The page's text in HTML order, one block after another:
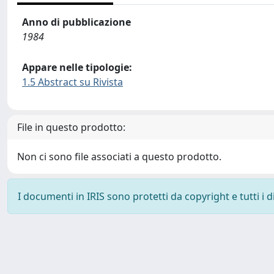
Anno di pubblicazione
1984
Appare nelle tipologie:
1.5 Abstract su Rivista
File in questo prodotto:
Non ci sono file associati a questo prodotto.
I documenti in IRIS sono protetti da copyright e tutti i